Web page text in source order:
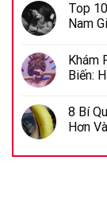
Top
Nam
Khám
Biến:
8 Bí
Hơn